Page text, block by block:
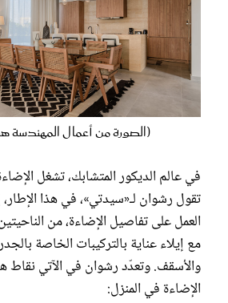
(الصورة من أعمال المهندسة
في عالم الديكور المتشابك، تشغل
تقول رشوان لـ«سيدتي»، في هذا
العمل على تفاصيل الإضاءة، من
مع إيلاء عناية بالتركيبات الخاصة
والأسقف. وتعدّد رشوان في الآتي نقاط
الإضاءة في المنزل: